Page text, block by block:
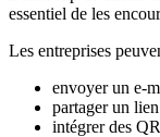
essentiel de les
Les entreprises
envoyer un e-
partager un
intégrer des